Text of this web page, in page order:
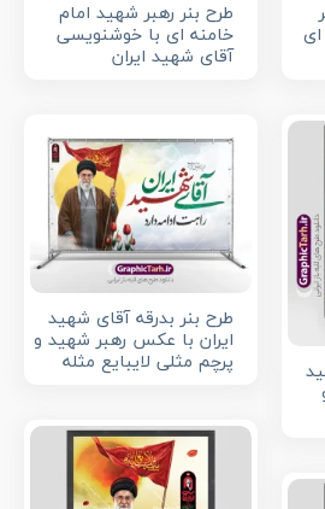
طرح بنر رهبر شهید امام
خامنه ای با خوشنویسی
آقای شهید ایران
طرح بنر بدرقه آقای شهید
ایران با عکس رهبر شهید و
پرچم مثلی لایبایع مثله